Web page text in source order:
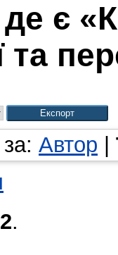
є
та
Автор
2.